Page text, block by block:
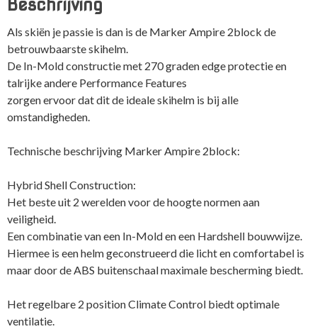
zwart
Beschrijving
Als skiën je passie is dan is de Marker Ampire 2block de
betrouwbaarste skihelm.
De In-Mold constructie met 270 graden edge protectie en
talrijke andere Performance Features
zorgen ervoor dat dit de ideale skihelm is bij alle
omstandigheden.
Technische beschrijving Marker Ampire 2block:
Hybrid Shell Construction:
Het beste uit 2 werelden voor de hoogte normen aan
veiligheid.
Een combinatie van een In-Mold en een Hardshell bouwwijze.
Hiermee is een helm geconstrueerd die licht en comfortabel is
maar door de ABS buitenschaal maximale bescherming biedt.
Het regelbare 2 position Climate Control biedt optimale
ventilatie.